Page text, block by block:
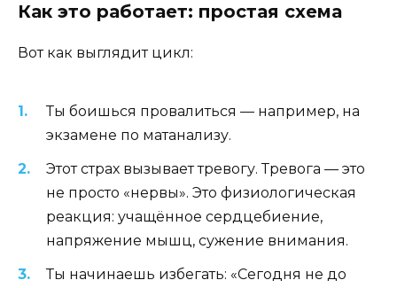
Как это работает: простая схема
Вот как выглядит цикл:
Ты боишься провалиться — например, на
экзамене по матанализу.
Этот страх вызывает тревогу. Тревога — это
не просто «нервы». Это физиологическая
реакция: учащённое сердцебиение,
напряжение мышц, сужение внимания.
Ты начинаешь избегать: «Сегодня не до